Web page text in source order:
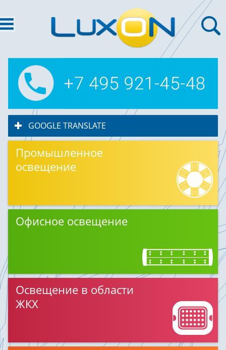
GOOGLE TRANSLATE
Промышленное
освещение
Офисное освещение
Освещение в области
ЖКХ